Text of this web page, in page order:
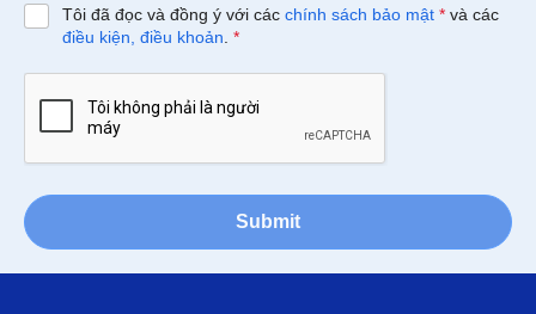
Tôi đã đọc và đồng ý với các chính sách bảo mật * và các
điều kiện, điều khoản *
Submit